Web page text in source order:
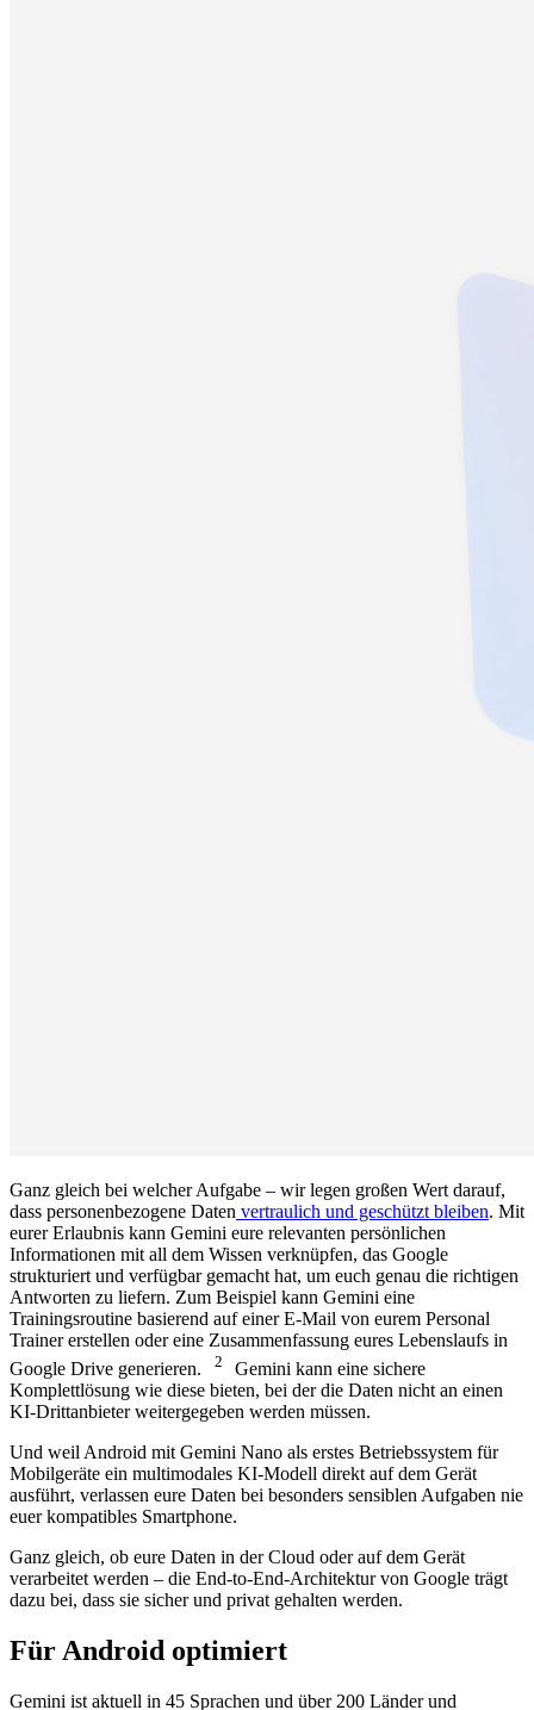
Ganz gleich bei welcher Aufgabe – wir legen großen Wert darauf,
dass personenbezogene Daten vertraulich und geschützt bleiben. Mit
eurer Erlaubnis kann Gemini eure relevanten persönlichen
Informationen mit all dem Wissen verknüpfen, das Google
strukturiert und verfügbar gemacht hat, um euch genau die richtigen
Antworten zu liefern. Zum Beispiel kann Gemini eine
Trainingsroutine basierend auf einer E-Mail von eurem Personal
Trainer erstellen oder eine Zusammenfassung eures Lebenslaufs in
Google Drive generieren.
2
Gemini kann eine sichere
Komplettlösung wie diese bieten, bei der die Daten nicht an einen
KI-Drittanbieter weitergegeben werden müssen.
Und weil Android mit Gemini Nano als erstes Betriebssystem für
Mobilgeräte ein multimodales KI-Modell direkt auf dem Gerät
ausführt, verlassen eure Daten bei besonders sensiblen Aufgaben nie
euer kompatibles Smartphone.
Ganz gleich, ob eure Daten in der Cloud oder auf dem Gerät
verarbeitet werden – die End-to-End-Architektur von Google trägt
dazu bei, dass sie sicher und privat gehalten werden.
Für Android optimiert
Gemini ist aktuell in 45 Sprachen und über 200 Länder und